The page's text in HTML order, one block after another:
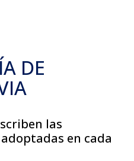
DE
las
en cada